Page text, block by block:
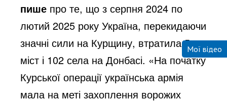
пише про те, що з серпня 2024 по
лютий 2025 року Україна, перекидаючи
значні сили на Курщину, втратила 5
міст і 102 села на Донбасі. «На початку
Курської операції українська армія
мала на меті захоплення ворожих
Мої відео